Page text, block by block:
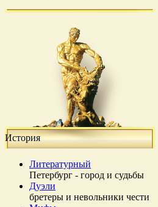
История
Литературный
Петербург - город и судьбы
Дуэли
бретеры и невольники чести